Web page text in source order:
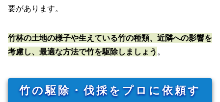
要があります。
竹林の土地の様子や生えている竹の種類、近隣への影響を
考慮し、最適な方法で竹を駆除しましょう 。
竹の駆除・伐採をプロに依頼す